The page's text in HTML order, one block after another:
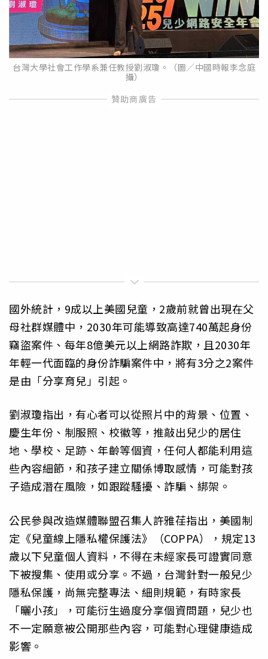
台灣大學社會工作學系兼任教授劉淑瓊。（圖／中國時報李念庭
攝）
國外統計，9成以上美國兒童，2歲前就曾出現在父
母社群媒體中，2030年可能導致高達740萬起身份
竊盜案件、每年8億美元以上網路詐欺，且2030年
年輕一代面臨的身份詐騙案件中，將有3分之2案件
是由「分享育兒」引起。
劉淑瓊指出，有心者可以從照片中的背景、位置、
慶生年份、制服照、校徽等，推敲出兒少的居住
地、學校、足跡、年齡等個資，任何人都能利用這
些內容細節，和孩子建立關係博取感情，可能對孩
子造成潛在風險，如跟蹤騷擾、詐騙、綁架。
公民參與改造媒體聯盟召集人許雅荏指出，美國制
定《兒童線上隱私權保護法》（COPPA），規定13
歲以下兒童個人資料，不得在未經家長可證實同意
下被搜集、使用或分享。不過，台灣針對一般兒少
隱私保護，尚無完整專法、細則規範，有時家長
「曬小孩」，可能衍生過度分享個資問題，兒少也
不一定願意被公開那些內容，可能對心理健康造成
影響。